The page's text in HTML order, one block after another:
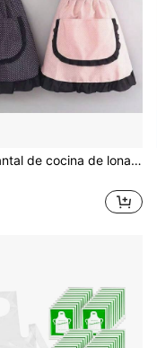
1 pieza Delantal de cocina de lona con corazón de encaje estilo princesa, delantal de cintura resistente para el hogar, ropa de trabajo anti-manchas